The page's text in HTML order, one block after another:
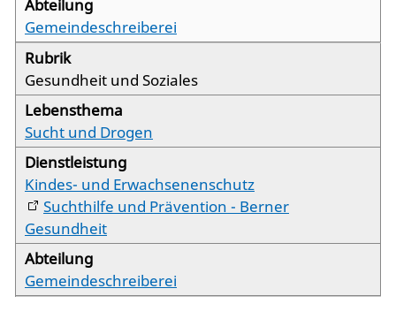
Gemeindeschreiberei
Gesundheit und Soziales
Sucht und Drogen
Kindes- und Erwachsenenschutz
Suchthilfe und Prävention - Berner
Gesundheit
Gemeindeschreiberei